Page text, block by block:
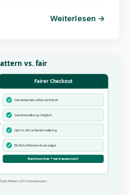
Weiterlesen →
vs. fair
Fairer Checkout
Gesamtpreis sofort sichtbar
Gastbestellung möglich
Opt-in ohne Voreinstellung
Ehrliche Bestandsanzeige
Rechtssicher + vertrauensvoll
Pattern (EU-Kommission)